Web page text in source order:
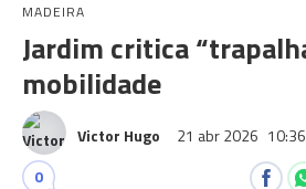
MADEIRA
Jardim critica
mobilidade
Victor Hugo 21 abr 2026 10:36
0